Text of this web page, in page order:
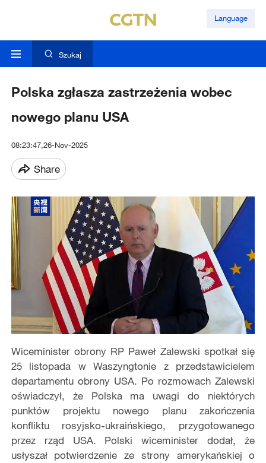
Language
Szukaj
Polska zgłasza zastrzeżenia wobec
nowego planu USA
08:23:47,26-Nov-2025
Share
Wiceminister obrony RP Paweł Zalewski spotkał się
25 listopada w Waszyngtonie z przedstawicielem
departamentu obrony USA. Po rozmowach Zalewski
oświadczył, że Polska ma uwagi do niektórych
punktów projektu nowego planu zakończenia
konfliktu rosyjsko-ukraińskiego, przygotowanego
przez rząd USA. Polski wiceminister dodał, że
usłyszał potwierdzenie ze strony amerykańskiej o